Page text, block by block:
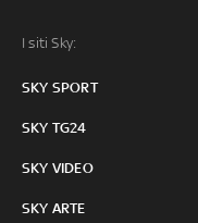
I siti Sky:
SKY SPORT
SKY TG24
SKY VIDEO
SKY ARTE